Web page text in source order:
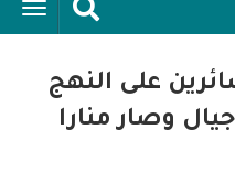
على النهج
وصار منارا